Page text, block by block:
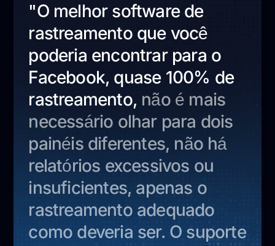
"O melhor software de
rastreamento que você
poderia encontrar para o
Facebook, quase 100% de
rastreamento, não é mais
necessário olhar para dois
painéis diferentes, não há
relatórios excessivos ou
insuficientes, apenas o
rastreamento adequado
como deveria ser. O suporte